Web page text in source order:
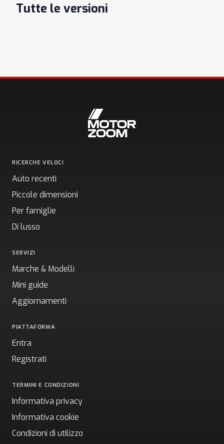
Tutte le versioni
RICERCHE VELOCI
Auto recenti
Piccole dimensioni
Per famiglie
Di lusso
SERVIZI
Marche & Modelli
Mini guide
Aggiornamenti
PIATTAFORMA
Entra
Registrati
TERMINI E CONDIZIONI
Informativa privacy
Informativa cookie
Condizioni di utilizzo